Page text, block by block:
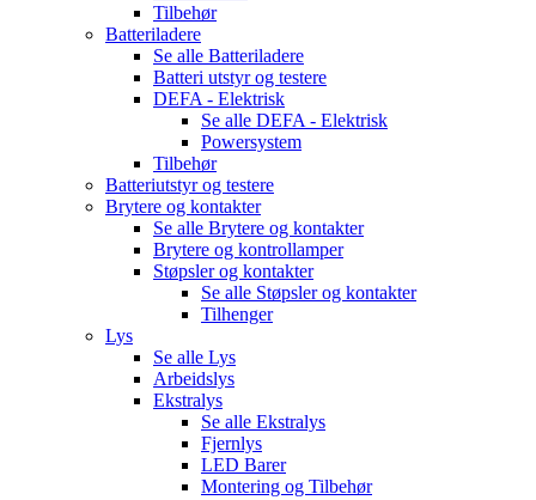
Tilbehør
Batteriladere
Se alle Batteriladere
Batteri utstyr og testere
DEFA - Elektrisk
Se alle DEFA - Elektrisk
Powersystem
Tilbehør
Batteriutstyr og testere
Brytere og kontakter
Se alle Brytere og kontakter
Brytere og kontrollamper
Støpsler og kontakter
Se alle Støpsler og kontakter
Tilhenger
Lys
Se alle Lys
Arbeidslys
Ekstralys
Se alle Ekstralys
Fjernlys
LED Barer
Montering og Tilbehør